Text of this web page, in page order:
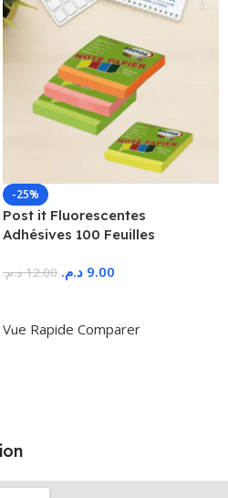
-25%
Post it Fluorescentes
Adhésives 100 Feuilles
12.00 د.م. 9.00 د.م.
Vue Rapide Comparer